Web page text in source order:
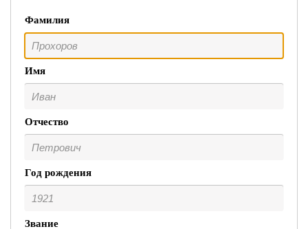
Фамилия
Имя
Отчество
Год рождения
Звание